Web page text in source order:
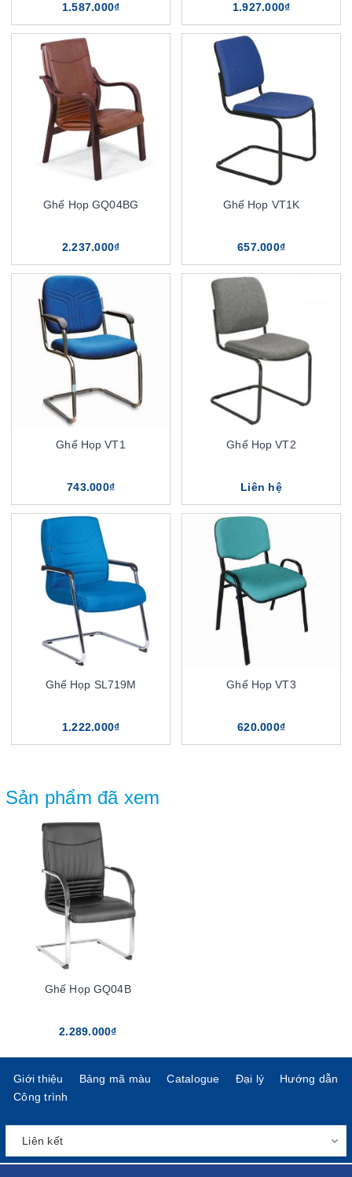
1.587.000₫ 1.927.000₫
Ghế Họp GQ04BG
2.237.000₫
Ghế Họp VT1K
657.000₫
Ghế Họp VT1
743.000₫
Ghế Họp VT2
Liên hệ
Ghế Họp SL719M
1.222.000₫
Ghế Họp VT3
620.000₫
Sản phẩm đã xem
Ghế Họp GQ04B
2.289.000₫
Giới thiệu Bảng mã màu Catalogue Đại lý
Hướng dẫn
Công trình